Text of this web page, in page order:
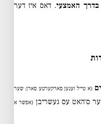
בדרך האמצעי. דאס איז דער
(א טייל זענען פארקערטע פארן: שער
ס׳האט עס געשריבן (אפשר א